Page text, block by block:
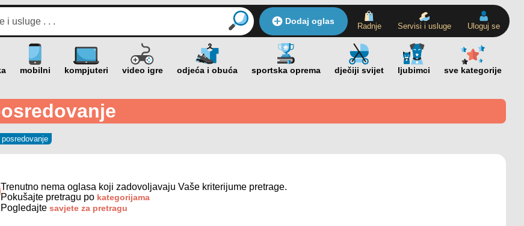
Dodaj oglas
Radnje Servisi i usluge Uloguj se
Trenutno nema oglasa koji zadovoljavaju Vaše kriterijume pretrage.
Pokušajte pretragu po kategorijama
Pogledajte savjete za pretragu